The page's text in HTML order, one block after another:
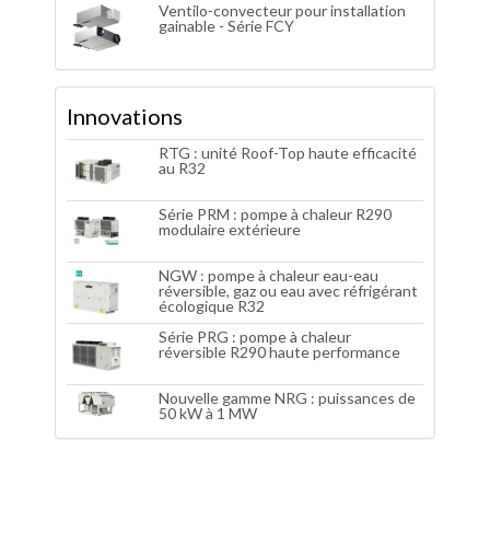
Ventilo-convecteur pour installation
gainable - Série FCY
Innovations
RTG : unité Roof-Top haute efficacité
au R32
Série PRM : pompe à chaleur R290
modulaire extérieure
NGW : pompe à chaleur eau-eau
réversible, gaz ou eau avec réfrigérant
écologique R32
Série PRG : pompe à chaleur
réversible R290 haute performance
Nouvelle gamme NRG : puissances de
50 kW à 1 MW